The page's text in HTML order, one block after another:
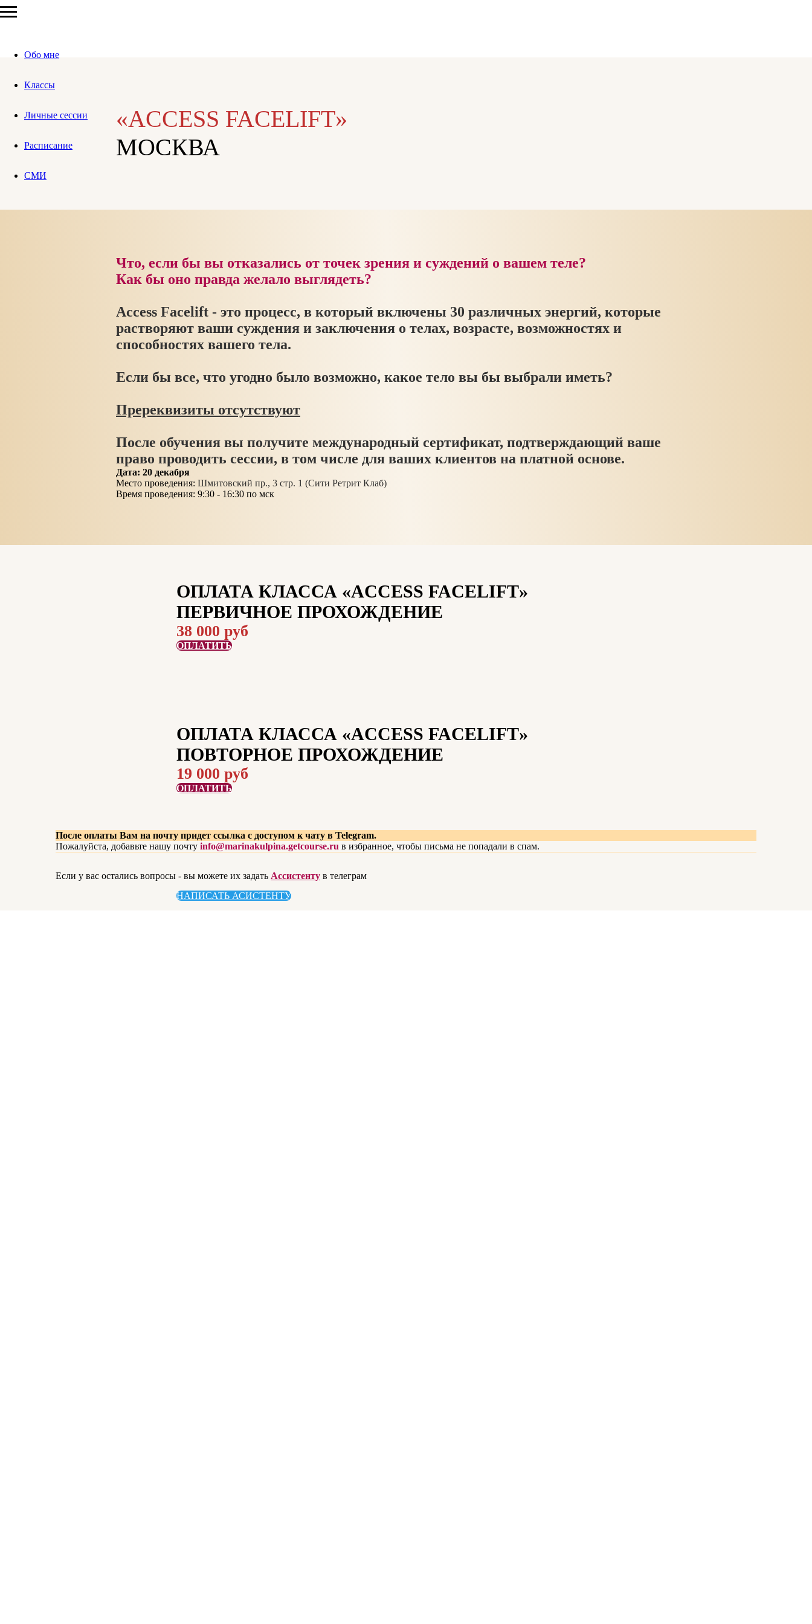
Обо мне
Классы
Личные сессии
Расписание
CМИ
«ACCESS FACELIFT»
МОСКВА
Что, если бы вы отказались от точек зрения и суждений о вашем теле?
Как бы оно правда желало выглядеть?
Access Facelift - это процесс, в который включены 30 различных энергий, которые
растворяют ваши суждения и заключения о телах, возрасте, возможностях и
способностях вашего тела.
Если бы все, что угодно было возможно, какое тело вы бы выбрали иметь?
Пререквизиты отсутствуют
После обучения вы получите международный сертификат, подтверждающий ваше
право проводить сессии, в том числе для ваших клиентов на платной основе.
Дата: 20 декабря
Место проведения: Шмитовский пр., 3 стр. 1 (Сити Ретрит Клаб)
Время проведения: 9:30 - 16:30 по мск
ОПЛАТА КЛАССА «ACCESS FACELIFT»
ПЕРВИЧНОЕ ПРОХОЖДЕНИЕ
38 000 руб
ОПЛАТИТЬ
ОПЛАТА КЛАССА «ACCESS FACELIFT»
ПОВТОРНОЕ ПРОХОЖДЕНИЕ
19 000 руб
ОПЛАТИТЬ
После оплаты Вам на почту придет ссылка с доступом к чату в Telegram.
Пожалуйста, добавьте нашу почту info@marinakulpina.getcourse.ru в избранное, чтобы письма не попадали в спам.
Если у вас остались вопросы - вы можете их задать Ассистенту в телеграм
НАПИСАТЬ АСИСТЕНТУ